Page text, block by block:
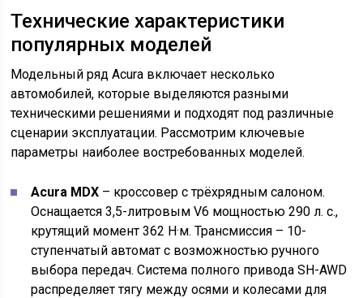
Технические характеристики
популярных моделей
Модельный ряд Acura включает несколько
автомобилей, которые выделяются разными
техническими решениями и подходят под различные
сценарии эксплуатации. Рассмотрим ключевые
параметры наиболее востребованных моделей.
Acura MDX – кроссовер с трёхрядным салоном.
Оснащается 3,5-литровым V6 мощностью 290 л. с.,
крутящий момент 362 Н·м. Трансмиссия – 10-
ступенчатый автомат с возможностью ручного
выбора передач. Система полного привода SH-AWD
распределяет тягу между осями и колесами для